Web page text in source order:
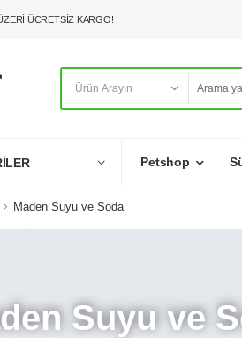
ÜCRETSİZ KARGO!
Petshop
Maden Suyu ve Soda
Suyu ve